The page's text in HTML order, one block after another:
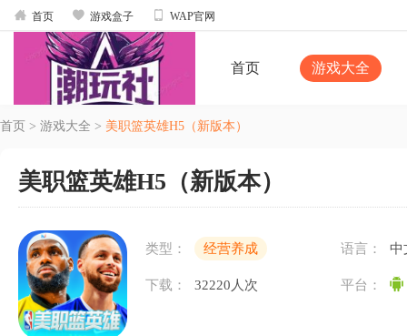
 首页  游戏盒子  WAP官网
首页 游戏大全
首页 > 游戏大全 > 美职篮英雄H5（新版本）
美职篮英雄H5（新版本）
类型： 经营养成 语言： 中
下载： 32220人次 平台：